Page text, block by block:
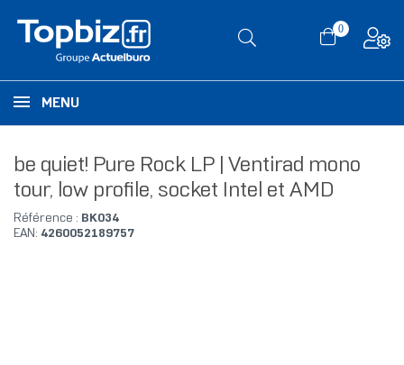
0
MENU
be quiet! Pure Rock LP | Ventirad mono
tour, low profile, socket Intel et AMD
Référence : BK034
EAN: 4260052189757